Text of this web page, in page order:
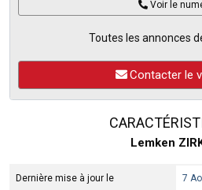
Voir le
Toutes les annonces
Contacter le
Lemken
Dernière mise à jour le 7